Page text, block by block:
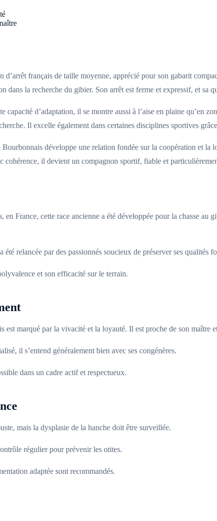
français de taille moyenne, apprécié pour son gabarit
dans la recherche du gibier. Son arrêt est ferme et expressif, et sa
capacité d’adaptation, il se montre aussi à l’aise en plaine qu’en
Il excelle également dans certaines disciplines sportives
développe une relation fondée sur la coopération et
cohérence, il devient un compagnon sportif, fiable et
France, cette race ancienne a été développée pour la chasse
relancée par des passionnés soucieux de préserver ses
et son efficacité sur le terrain.
est marqué par la vivacité et la loyauté. Il est proche de son maître
il s’entend généralement bien avec ses congénères.
dans un cadre actif et respectueux.
mais la dysplasie de la hanche doit être surveillée.
régulier pour prévenir les otites.
adaptée sont recommandés.